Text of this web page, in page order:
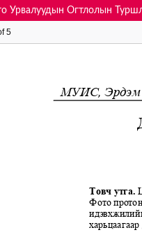
Урвалуудын Огтлолын